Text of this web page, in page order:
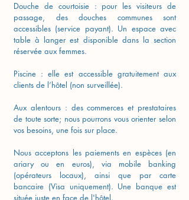
Douche de courtoisie : pour les visiteurs de
passage, des douches communes sont
accessibles (service payant). Un espace avec
table à langer est disponible dans la section
réservée aux femmes.
Piscine : elle est accessible gratuitement aux
clients de l’hôtel (non surveillée).
Aux alentours : des commerces et prestataires
de toute sorte; nous pourrons vous orienter selon
vos besoins, une fois sur place.
Nous acceptons les paiements en espèces (en
ariary ou en euros), via mobile banking
(opérateurs locaux), ainsi que par carte
bancaire (Visa uniquement). Une banque est
située juste en face de l'hôtel.